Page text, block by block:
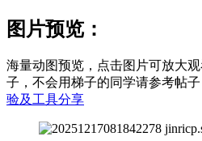
图片预览：
海量动图预览，点击图片可放大
子，不会用梯子的同学请参考帖
验及工具分享